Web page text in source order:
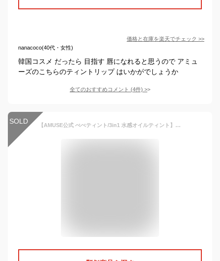
価格と在庫を楽天でチェック >>
nanacoco(40代・女性)
韓国コスメ だったら 目指す 唇になれると思うので アミュ
ーズのこちらのティントリップ はいかがでしょうか
全てのおすすめコメント (4件) >
SOLD 【AMUSE公式 べべティント/3in1 水感オイルティント】韓国オリヤング1位のプランプテイント アミューズ ティント リップグロス 口紅 リップ 粘膜リップ リッププランパー 韓国コスメ ウォニョン